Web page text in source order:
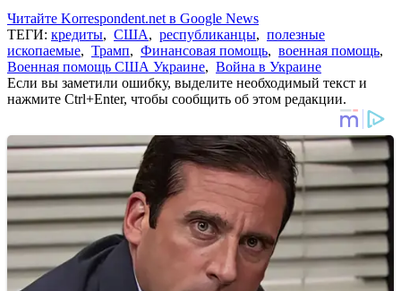
Читайте Korrespondent.net в Google News
ТЕГИ: кредиты, США, республиканцы, полезные
ископаемые, Трамп, Финансовая помощь, военная помощь,
Военная помощь США Украине, Война в Украине
Если вы заметили ошибку, выделите необходимый текст и
нажмите Ctrl+Enter, чтобы сообщить об этом редакции.